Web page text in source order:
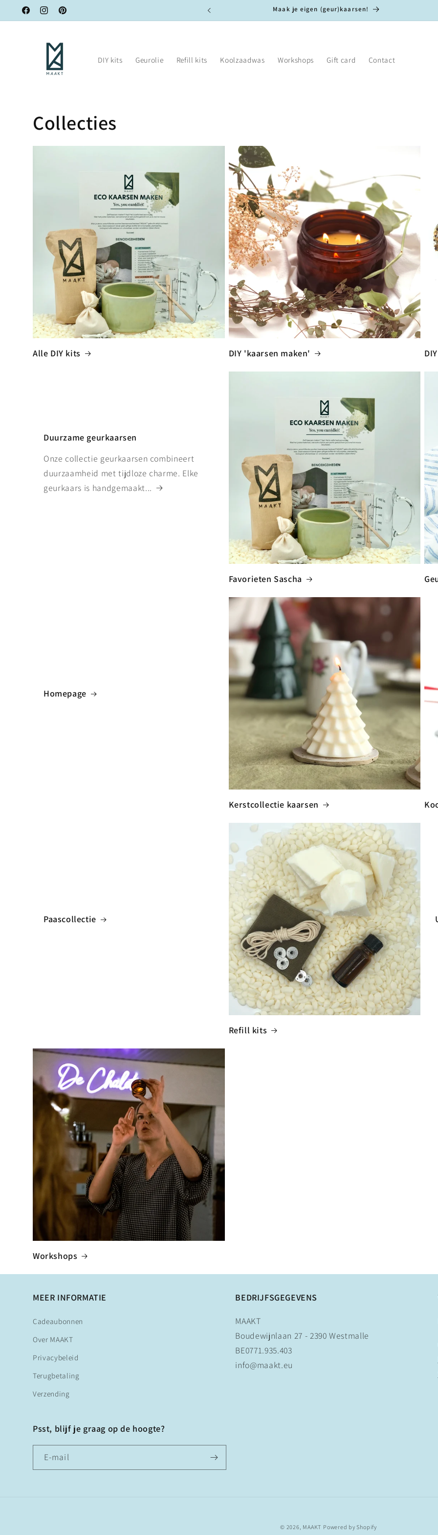
naar de
content
FacebookInstagramPinterest
Hergebruik je kaars met onze refill kits! Maak je eigen (geur)kaarsen!
DIY kits Geurolie Refill kits Koolzaadwas Workshops Gift card Contact
Collecties
Alle DIY kits DIY 'kaarsen maken'
Duurzame geurkaarsen
Onze collectie geurkaarsen combineert
duurzaamheid met tijdloze charme. Elke
geurkaars is handgemaakt...
Favorieten Sascha
Homepage
Kerstcollectie kaarsen
Paascollectie
Refill kits
Workshops
MEER INFORMATIE
Cadeaubonnen
Over MAAKT
Privacybeleid
Terugbetaling
Verzending
BEDRIJFSGEGEVENS
MAAKT
Boudewijnlaan 27 - 2390 Westmalle
BE0771.935.403
info@maakt.eu
Psst, blijf je graag op de hoogte?
E‑mail
© 2026, MAAKT Powered by Shopify